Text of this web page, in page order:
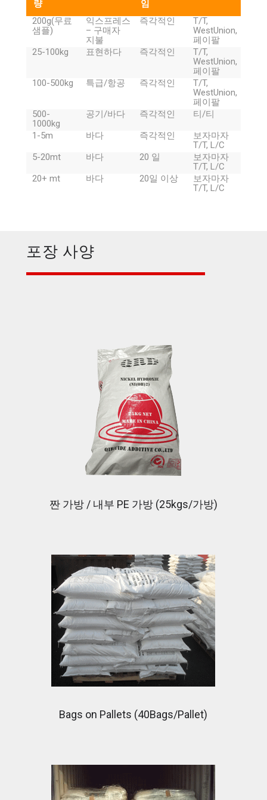
량
임
200g(무료
샘플)
익스프레스
– 구매자
지불
즉각적인
T/T,
WestUnion,
페이팔
25-100kg
표현하다 즉각적인
T/T,
WestUnion,
페이팔
100-500kg
특급/항공 즉각적인
T/T,
WestUnion,
페이팔
500-
1000kg
공기/바다 즉각적인
티/티
1-5m
바다 즉각적인
보자마자
T/T, L/C
5-20mt
바다 20 일
보자마자
T/T, L/C
20+ mt
바다 20일 이상
보자마자
T/T, L/C
포장 사양
짠 가방 / 내부 PE 가방 (25kgs/가방)
Bags on Pallets (40Bags/Pallet)